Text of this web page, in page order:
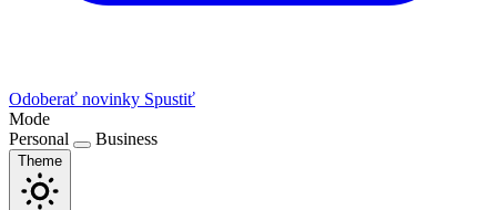
Odoberať novinky Spustiť
Mode
Personal
Business
Theme